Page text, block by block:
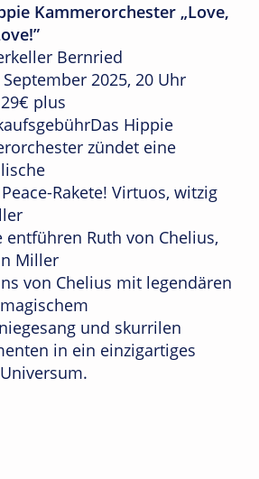
Kammerorchester „Love,
Bernried
2025, 20 Uhr
plus
Hippie
zündet eine
Rakete! Virtuos, witzig
entführen Ruth von Chelius,
Miller
von Chelius mit legendären
und skurrilen
in ein einzigartiges